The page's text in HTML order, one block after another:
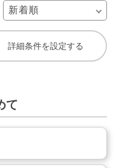
詳細条件を設定する
て